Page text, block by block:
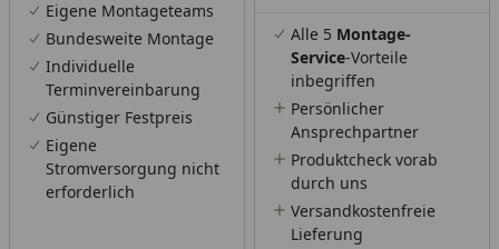
Eigene Montageteams
Bundesweite Montage
Individuelle
Terminvereinbarung
Günstiger Festpreis
Eigene
Stromversorgung nicht
erforderlich
Alle 5 Montage-
Service-Vorteile
inbegriffen
Persönlicher
Ansprechpartner
Produktcheck vorab
durch uns
Versandkostenfreie
Lieferung